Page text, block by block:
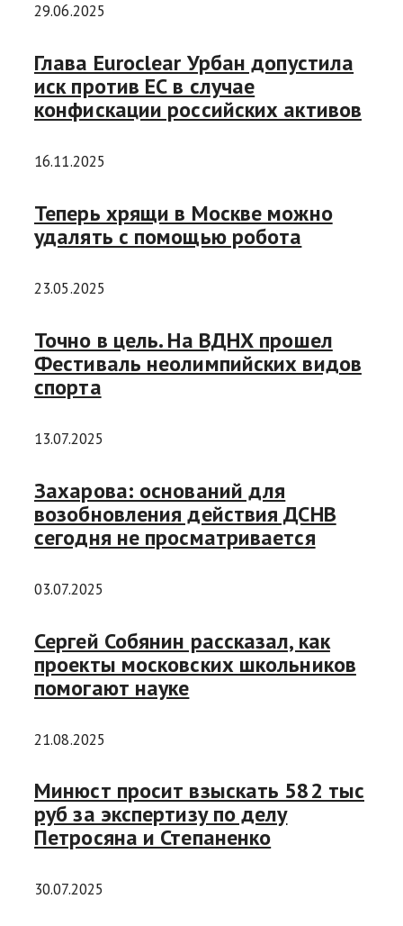
29.06.2025
Глава Euroclear Урбан допустила
иск против ЕС в случае
конфискации российских активов
16.11.2025
Теперь хрящи в Москве можно
удалять с помощью робота
23.05.2025
Точно в цель. На ВДНХ прошел
Фестиваль неолимпийских видов
спорта
13.07.2025
Захарова: оснований для
возобновления действия ДСНВ
сегодня не просматривается
03.07.2025
Сергей Собянин рассказал, как
проекты московских школьников
помогают науке
21.08.2025
Минюст просит взыскать 582 тыс
руб за экспертизу по делу
Петросяна и Степаненко
30.07.2025